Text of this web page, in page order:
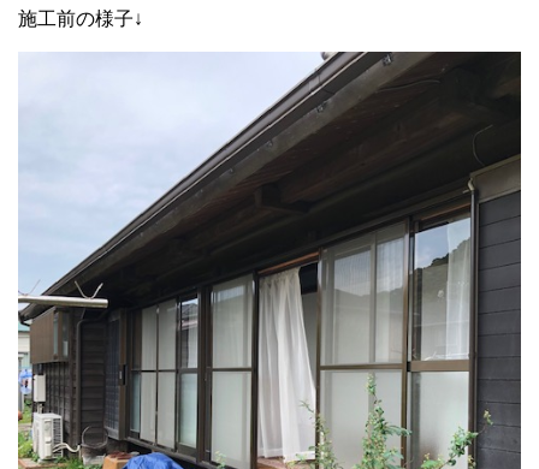
施工前の様子↓